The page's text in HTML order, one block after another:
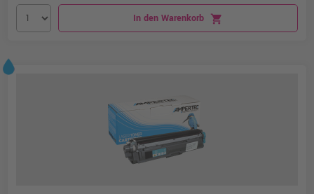
In den Warenkorb shopping_cart